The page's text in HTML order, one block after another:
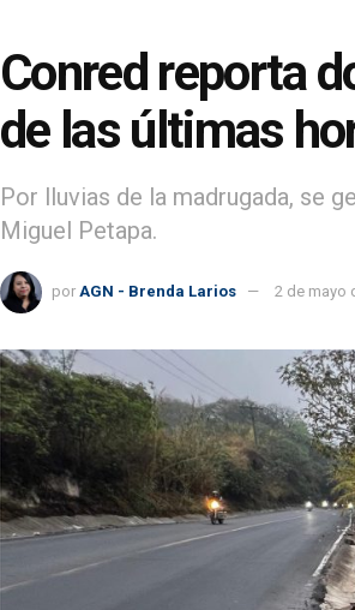
Conred reporta
de las últimas
Por lluvias de la madrugada, se
Miguel Petapa.
por AGN - Brenda Larios 2 de mayo